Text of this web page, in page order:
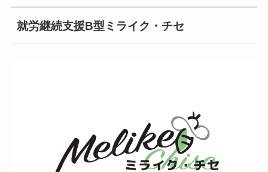
就労継続支援B型ミライク・チセ